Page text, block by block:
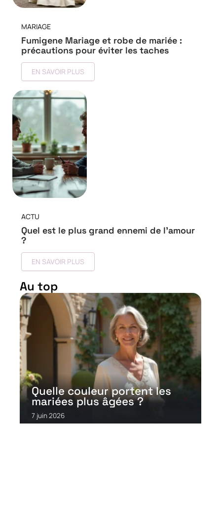
MARIAGE
Fumigene Mariage et robe de mariée :
précautions pour éviter les taches
EN SAVOIR PLUS
ACTU
Quel est le plus grand ennemi de l’amour
?
EN SAVOIR PLUS
Au top
Quelle couleur portent les
mariées plus âgées ?
7 juin 2026